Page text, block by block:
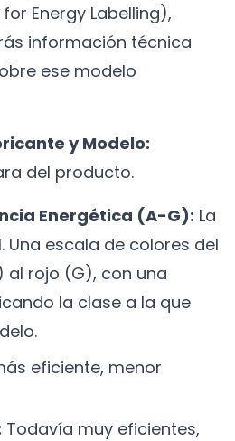
Energy Labelling),
información técnica
ese modelo
y Modelo:
del producto.
Energética (A-G): La
Una escala de colores del
al rojo (G), con una
la clase a la que
eficiente, menor
Todavía muy eficientes,